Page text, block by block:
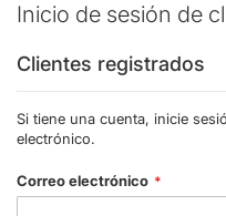
Inicio de sesión de
Clientes registrados
Si tiene una cuenta, inicie
electrónico.
Correo electrónico